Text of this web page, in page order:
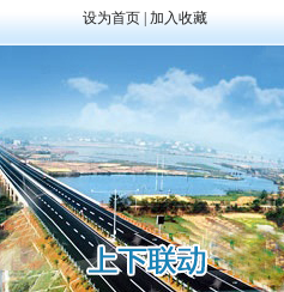
设为首页 加入收藏